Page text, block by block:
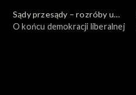
Sądy przesądy – rozróby u
Kuby
O końcu demokracji liberalnej